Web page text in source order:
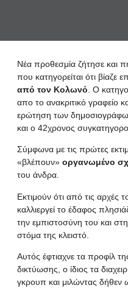
Νέα προθεσμία ζήτησε και
που κατηγορείται ότι βίαζε
από τον Κολωνό . Ο
απο το ανακριτικό γραφείο
ερώτηση των
και ο 42χρονος
Σύμφωνα με τις πρώτες
«βλέπουν» οργανωμένο
του άνδρα.
Εκτιμούν ότι από τις αρχές
καλλιεργεί το έδαφος
την εμπιστοσύνη του και
στόμα της κλειστό.
Αυτός έφτιαχνε τα προφίλ
δικτύωσης , ο ίδιος τα
γκρουπ και μιλώντας δήθεν